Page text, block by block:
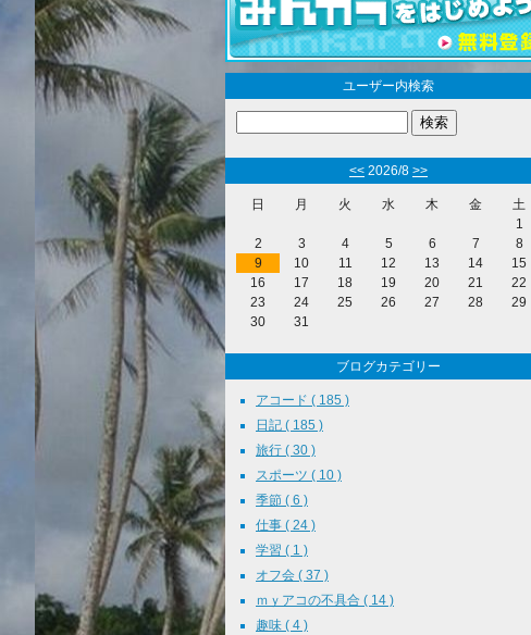
ユーザー内検索
<< 2026/8 >>
日 月 火 水 木 金
土
1
2
3 4 5 6 7
8
9
10 11 12 13 14
15
16
17 18 19 20 21
22
23
24 25 26 27 28
29
30
31
ブログカテゴリー
アコード ( 185 )
日記 ( 185 )
旅行 ( 30 )
スポーツ ( 10 )
季節 ( 6 )
仕事 ( 24 )
学習 ( 1 )
オフ会 ( 37 )
ｍｙアコの不具合 ( 14 )
趣味 ( 4 )